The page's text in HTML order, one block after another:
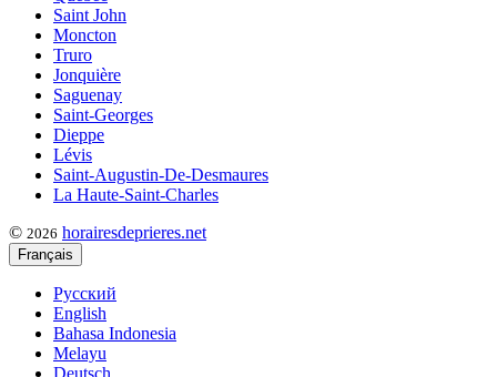
Saint John
Moncton
Truro
Jonquière
Saguenay
Saint-Georges
Dieppe
Lévis
Saint-Augustin-De-Desmaures
La Haute-Saint-Charles
© 2026 horairesdeprieres.net
Français
Русский
English
Bahasa Indonesia
Melayu